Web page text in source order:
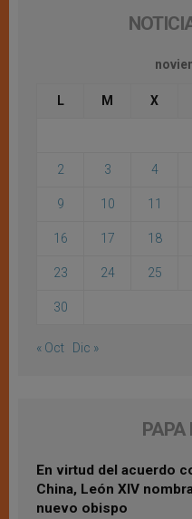
L M X
2 3 4
9 10 11
16 17 18
23 24 25
30
« Oct Dic »
PAPA
En virtud del acuerdo
China, León XIV
nuevo obispo